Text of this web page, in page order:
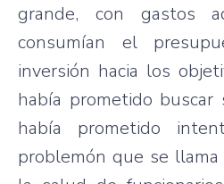
grande, con gastos
consumían el
inversión hacia los
había prometido buscar
había prometido
problemón que se llama